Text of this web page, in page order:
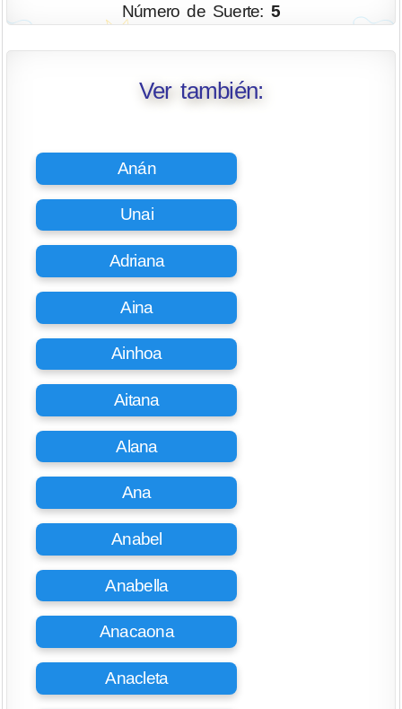
Número de Suerte: 5
Ver también:
Anán
Unai
Adriana
Aina
Ainhoa
Aitana
Alana
Ana
Anabel
Anabella
Anacaona
Anacleta